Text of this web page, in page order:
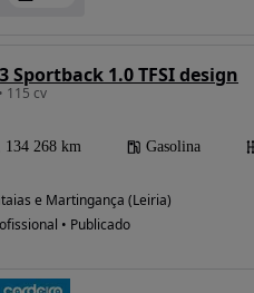
Sportback 1.0 TFSI design
115 cv
134 268 km Gasolina
e Martingança (Leiria)
• Publicado